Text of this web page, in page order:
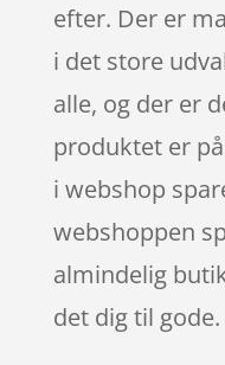
efter. Der er
i det store
alle, og der er
produktet er
i webshop
webshoppen
almindelig
det dig til gode.